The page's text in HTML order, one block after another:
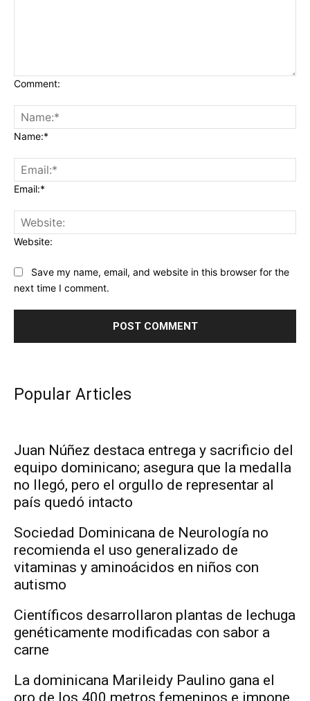
Comment:
Name:*
Email:*
Website:
Save my name, email, and website in this browser for the
next time I comment.
Popular Articles
Juan Núñez destaca entrega y sacrificio del
equipo dominicano; asegura que la medalla
no llegó, pero el orgullo de representar al
país quedó intacto
Sociedad Dominicana de Neurología no
recomienda el uso generalizado de
vitaminas y aminoácidos en niños con
autismo
Científicos desarrollaron plantas de lechuga
genéticamente modificadas con sabor a
carne
La dominicana Marileidy Paulino gana el
oro de los 400 metros femeninos e impone